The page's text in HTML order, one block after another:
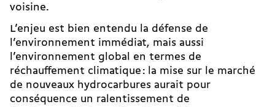
voisine.
L’enjeu est bien entendu la défense de
l’environnement immédiat, mais aussi
l’environnement global en termes de
réchauffement climatique : la mise sur le marché
de nouveaux hydrocarbures aurait pour
conséquence un ralentissement de